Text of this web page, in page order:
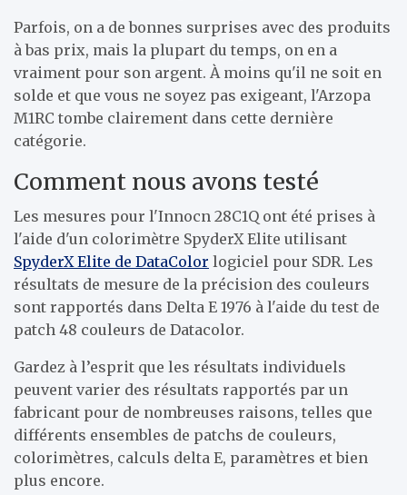
Parfois, on a de bonnes surprises avec des produits
à bas prix, mais la plupart du temps, on en a
vraiment pour son argent. À moins qu'il ne soit en
solde et que vous ne soyez pas exigeant, l'Arzopa
M1RC tombe clairement dans cette dernière
catégorie.
Comment nous avons testé
Les mesures pour l'Innocn 28C1Q ont été prises à
l'aide d'un colorimètre SpyderX Elite utilisant
SpyderX Elite de DataColor logiciel pour SDR. Les
résultats de mesure de la précision des couleurs
sont rapportés dans Delta E 1976 à l'aide du test de
patch 48 couleurs de Datacolor.
Gardez à l’esprit que les résultats individuels
peuvent varier des résultats rapportés par un
fabricant pour de nombreuses raisons, telles que
différents ensembles de patchs de couleurs,
colorimètres, calculs delta E, paramètres et bien
plus encore.